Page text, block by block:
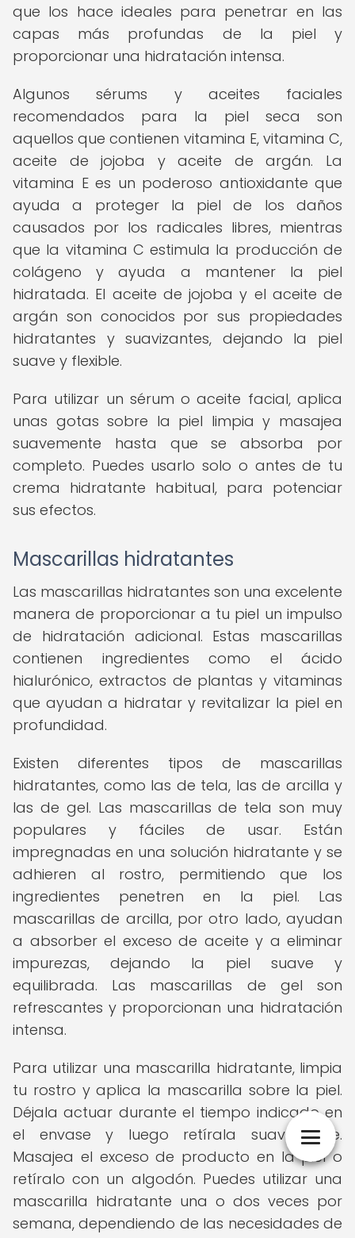
que los hace ideales para penetrar en las
capas más profundas de la piel y
proporcionar una hidratación intensa.
Algunos sérums y aceites faciales
recomendados para la piel seca son
aquellos que contienen vitamina E, vitamina C,
aceite de jojoba y aceite de argán. La
vitamina E es un poderoso antioxidante que
ayuda a proteger la piel de los daños
causados por los radicales libres, mientras
que la vitamina C estimula la producción de
colágeno y ayuda a mantener la piel
hidratada. El aceite de jojoba y el aceite de
argán son conocidos por sus propiedades
hidratantes y suavizantes, dejando la piel
suave y flexible.
Para utilizar un sérum o aceite facial, aplica
unas gotas sobre la piel limpia y masajea
suavemente hasta que se absorba por
completo. Puedes usarlo solo o antes de tu
crema hidratante habitual, para potenciar
sus efectos.
Mascarillas hidratantes
Las mascarillas hidratantes son una excelente
manera de proporcionar a tu piel un impulso
de hidratación adicional. Estas mascarillas
contienen ingredientes como el ácido
hialurónico, extractos de plantas y vitaminas
que ayudan a hidratar y revitalizar la piel en
profundidad.
Existen diferentes tipos de mascarillas
hidratantes, como las de tela, las de arcilla y
las de gel. Las mascarillas de tela son muy
populares y fáciles de usar. Están
impregnadas en una solución hidratante y se
adhieren al rostro, permitiendo que los
ingredientes penetren en la piel. Las
mascarillas de arcilla, por otro lado, ayudan
a absorber el exceso de aceite y a eliminar
impurezas, dejando la piel suave y
equilibrada. Las mascarillas de gel son
refrescantes y proporcionan una hidratación
intensa.
Para utilizar una mascarilla hidratante, limpia
tu rostro y aplica la mascarilla sobre la piel.
Déjala actuar durante el tiempo indicado en
el envase y luego retírala suavemente.
Masajea el exceso de producto en la piel o
retíralo con un algodón. Puedes utilizar una
mascarilla hidratante una o dos veces por
semana, dependiendo de las necesidades de